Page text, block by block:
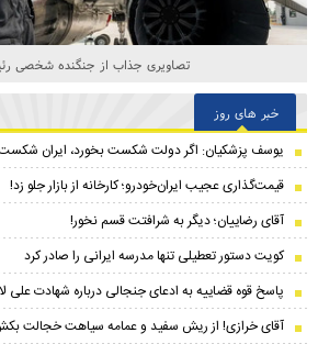
تصاویری جذاب از جنگنده شخصی
خبر های روز
یوسف پزشکیان: اگر دولت شکست بخورد، ایران
قیمت‌گذاری عجیب ایران‌خودرو؛ کارخانه از بازار جلو زد!
آقای رضاییان؛ دیگر به شرافتت قسم نخور!
کویت دستور تعطیلی تنها مدرسه ایرانی را صادر کرد
پاسخ قوه قضاییه به ادعای جنجالی درباره شهادت علی
آقای خرازی! از ریش سفید و عمامه سیاهت خجالت